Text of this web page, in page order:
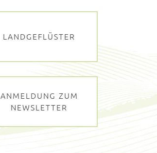
LANDGEFLÜSTER
ANMELDUNG ZUM
NEWSLETTER